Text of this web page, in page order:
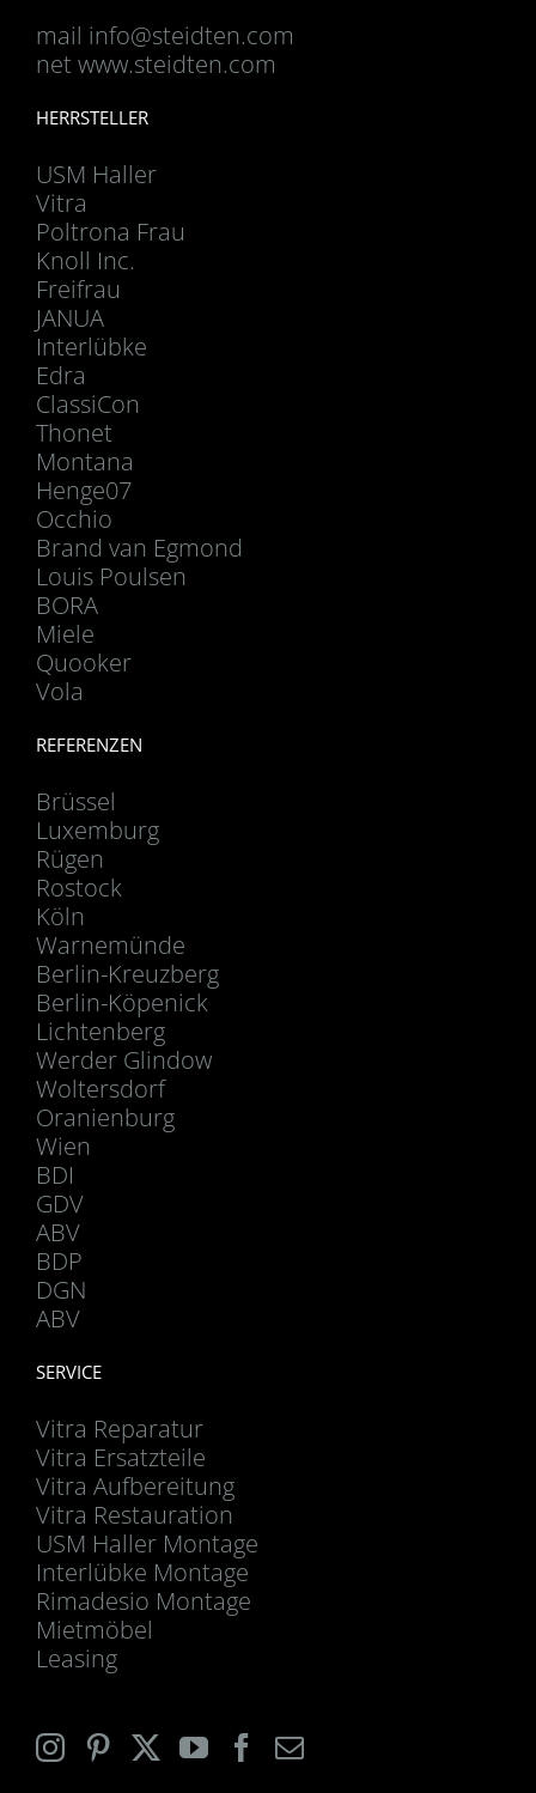
mail info@steidten.com
net www.steidten.com
HERRSTELLER
USM Haller
Vitra
Poltrona Frau
Knoll Inc.
Freifrau
JANUA
Interlübke
Edra
ClassiCon
Thonet
Montana
Henge07
Occhio
Brand van Egmond
Louis Poulsen
BORA
Miele
Quooker
Vola
REFERENZEN
Brüssel
Luxemburg
Rügen
Rostock
Köln
Warnemünde
Berlin-Kreuzberg
Berlin-Köpenick
Lichtenberg
Werder Glindow
Woltersdorf
Oranienburg
Wien
BDI
GDV
ABV
BDP
DGN
ABV
SERVICE
Vitra Reparatur
Vitra Ersatzteile
Vitra Aufbereitung
Vitra Restauration
USM Haller Montage
Interlübke Montage
Rimadesio Montage
Mietmöbel
Leasing